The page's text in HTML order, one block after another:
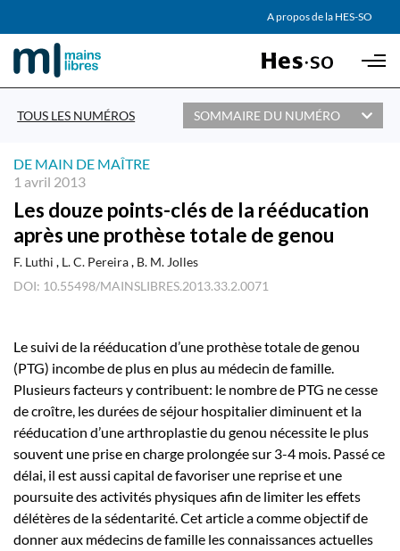
Skip to main content
A propos de la HES-SO
PARTENAIRES
TOUS LES NUMÉROS SOMMAIRE DU NUMÉRO
DE MAIN DE MAÎTRE
1 avril 2013
Les douze points-clés de la rééducation
après une prothèse totale de genou
F. Luthi L. C. Pereira B. M. Jolles
DOI: 10.55498/MAINSLIBRES.2013.33.2.0071
Le suivi de la rééducation d’une prothèse totale de genou
(PTG) incombe de plus en plus au médecin de famille.
Plusieurs facteurs y contribuent: le nombre de PTG ne cesse
de croître, les durées de séjour hospitalier diminuent et la
rééducation d’une arthroplastie du genou nécessite le plus
souvent une prise en charge prolongée sur 3-4 mois. Passé ce
délai, il est aussi capital de favoriser une reprise et une
poursuite des activités physiques afin de limiter les effets
délétères de la sédentarité. Cet article a comme objectif de
donner aux médecins de famille les connaissances actuelles